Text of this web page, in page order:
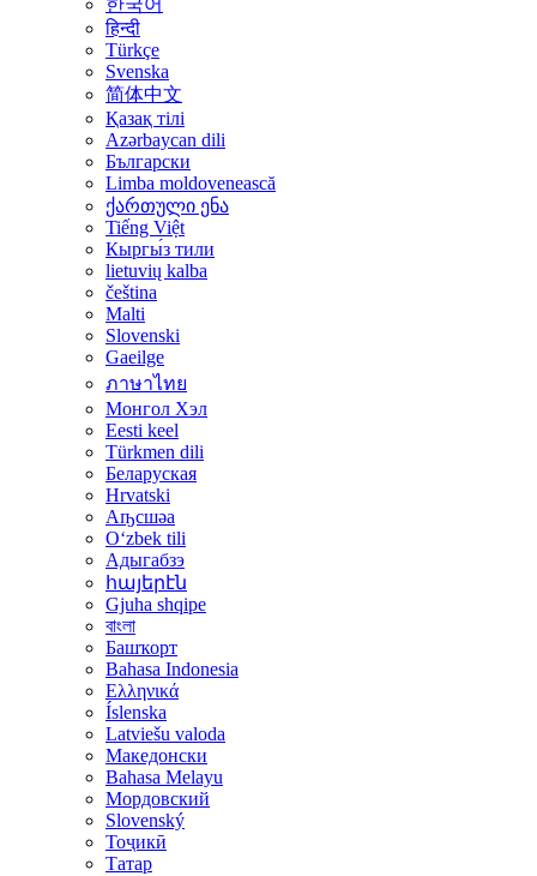
한국어
हिन्दी
Türkçe
Svenska
简体中文
Қазақ тілі
Azərbaycan dili
Български
Limba moldovenească
ქართული ენა
Tiếng Việt
Кыргы́з тили
lietuvių kalba
čeština
Malti
Slovenski
Gaeilge
ภาษาไทย
Монгол Хэл
Eesti keel
Türkmen dili
Беларуская
Hrvatski
Аҧсшәа
Oʻzbek tili
Адыгабзэ
հայերէն
Gjuha shqipe
বাংলা
Башҡорт
Bahasa Indonesia
Ελληνικά
Íslenska
Latviešu valoda
Македонски
Bahasa Melayu
Мордовский
Slovenský
Тоҷикӣ
Татар